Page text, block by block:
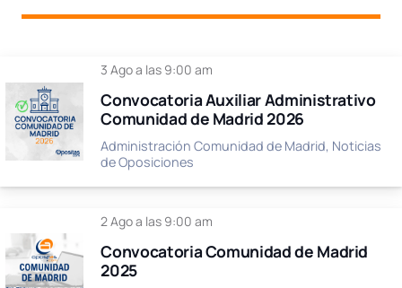
3 Ago a las 9:00 am
Convocatoria Auxiliar Administrativo
Comunidad de Madrid 2026
Administración Comunidad de Madrid, Noticias
de Oposiciones
2 Ago a las 9:00 am
Convocatoria Comunidad de Madrid
2025